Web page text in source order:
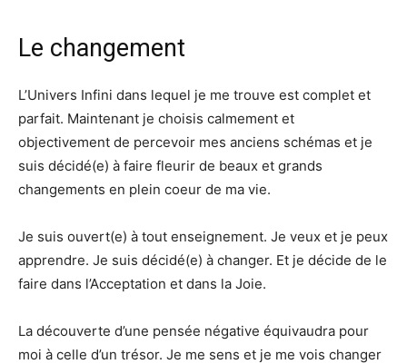
Le changement
L’Univers Infini dans lequel je me trouve est complet et
parfait. Maintenant je choisis calmement et
objectivement de percevoir mes anciens schémas et je
suis décidé(e) à faire fleurir de beaux et grands
changements en plein coeur de ma vie.
Je suis ouvert(e) à tout enseignement. Je veux et je peux
apprendre. Je suis décidé(e) à changer. Et je décide de le
faire dans l’Acceptation et dans la Joie.
La découverte d’une pensée négative équivaudra pour
moi à celle d’un trésor. Je me sens et je me vois changer